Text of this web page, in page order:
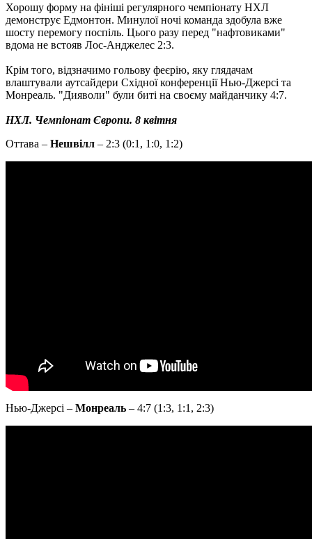
Хорошу форму на фініші регулярного чемпіонату НХЛ
демонструє Едмонтон. Минулої ночі команда здобула вже
шосту перемогу поспіль. Цього разу перед "нафтовиками"
вдома не встояв Лос-Анджелес 2:3.
Крім того, відзначимо гольову феєрію, яку глядачам
влаштували аутсайдери Східної конференції Нью-Джерсі та
Монреаль. "Дияволи" були биті на своєму майданчику 4:7.
НХЛ. Чемпіонат Європи. 8 квітня
Оттава – Нешвілл – 2:3 (0:1, 1:0, 1:2)
Нью-Джерсі – Монреаль – 4:7 (1:3, 1:1, 2:3)